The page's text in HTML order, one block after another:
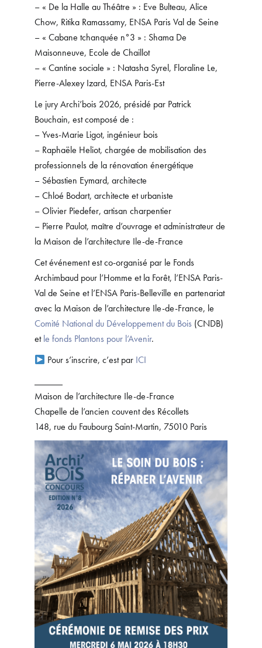
– « De la Halle au Théâtre » : Eve Bulteau, Alice
Chow, Ritika Ramassamy, ENSA Paris Val de Seine
– « Cabane tchanquée n°3 » : Shama De
Maisonneuve, Ecole de Chaillot
– « Cantine sociale » : Natasha Syrel, Floraline Le,
Pierre-Alexey Izard, ENSA Paris-Est
Le jury Archi’bois 2026, présidé par Patrick
Bouchain, est composé de :
– Yves-Marie Ligot, ingénieur bois
– Raphaële Heliot, chargée de mobilisation des
professionnels de la rénovation énergétique
– Sébastien Eymard, architecte
– Chloé Bodart, architecte et urbaniste
– Olivier Piedefer, artisan charpentier
– Pierre Paulot, maître d’ouvrage et administrateur de
la Maison de l’architecture Ile-de-France
Cet événement est co-organisé par le Fonds
Archimbaud pour l’Homme et la Forêt, l’ENSA Paris-
Val de Seine et l’ENSA Paris-Belleville en partenariat
avec la Maison de l’architecture Ile-de-France, le
Comité National du Développement du Bois (CNDB)
etle fonds Plantons pour l’Avenir.
Pour s’inscrire, c’est par ICI
Maison de l’architecture Ile-de-France
Chapelle de l’ancien couvent des Récollets
148, rue du Faubourg Saint-Martin, 75010 Paris